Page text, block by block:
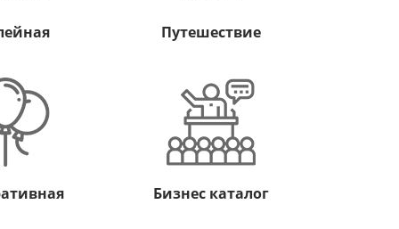
Путешествие
Бизнес каталог